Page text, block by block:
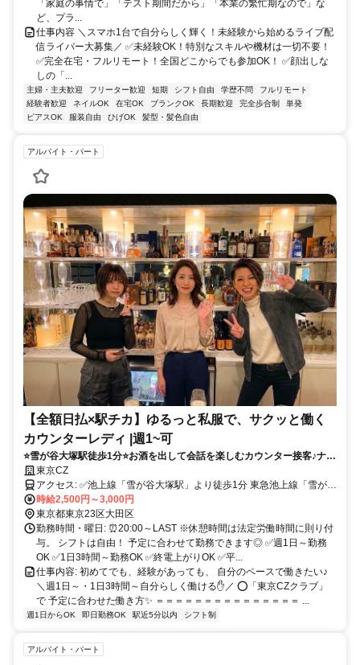
「家庭の事情で」「テスト期間だから」「本業の繁忙期なので」な
ど、プラ...
仕事内容 ＼スマホ1台で自分らしく輝く！未経験から始めるライブ配
信ライバー大募集／ ✅未経験OK！特別なスキルや機材は一切不要！
✅完全在宅・フルリモート！全国どこからでも参加OK！ ✅顔出しな
しの「...
主婦・主夫歓迎 フリーター歓迎 短期 シフト自由 学歴不問
フルリモート
経験者歓迎
ネイルOK 在宅OK ブランクOK 長期歓迎 完全歩合制
単発
ピアスOK
服装自由 ひげOK 髪型・髪色自由
アルバイト・パート
【全額日払×駅チカ】ゆるっと私服で、サクッと働く
カウンターレディ |週1~可
⭐雪が谷大塚駅徒歩1分⭐お酒を出して会話を楽しむカウンター接客♪ナイ
トワークが初めての方も、接客経験を活かしたい方も◎ノルマなし・私
服勤務・自由シフトで自分に合った働き方ができます！
東京CZ
アクセス: ✅池上線「雪が谷大塚駅」より徒歩1分 東急池上線「雪が谷
大塚駅」は、 五反田駅〜蒲田駅を結ぶ路線上にあり、通勤のしやす
さが魅力です✨ 沿線には、 大崎広小路駅・戸越銀座駅・荏原中延
駅・旗の台駅・長原駅・石川台駅・御嶽山駅・久が原駅・千鳥町駅・
池上駅・蓮沼駅といった駅が並び、 どのエリアからでも通いやすい
立地です◎ また、五反田駅からは山手線に接続しており、 渋谷駅・
新宿駅・池袋駅・品川駅などの主要エリアからもアクセス良好✨ さら
に、蒲田駅経由で 川崎駅・横浜駅方面からの通勤も可能です♪ 加え
て、旗の台駅で乗り換えれば 大井町駅・自由が丘駅方面からも通い
やすく、 幅広いエリアから無理なく通える好立地です◎
時給2,500円～3,000円
東京都東京23区大田区
勤務時間・曜日: ⏰20:00～LAST ※休憩時間は法定労働時間に則り付
与。 シフトは自由！ 予定に合わせて勤務できます◎ ✅週1日～勤務
OK ✅1日3時間～勤務OK ✅終電上がりOK ✅平...
仕事内容: 初めてでも、経験があっても、 自分のペースで働きたい♪
＼週1日～・1日3時間～自分らしく働ける✋／ ⭕「東京CZクラブ」
で 予定に合わせた働き方✨ ＝＝＝＝＝＝＝＝＝＝＝＝＝＝＝ ...
週1日からOK 即日勤務OK 駅近5分以内 シフト制
アルバイト・パート